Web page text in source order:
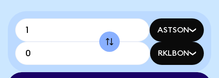
ASTSON
RKLBON